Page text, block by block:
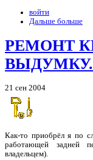
войти
Дальше больше
РЕМОНТ
21 сен 2004
Как-то приобрёл я по
работающей задней
владельцем).